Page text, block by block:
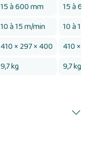
15 à 600 mm
15 à 600
10 à 15 m/min
10 à 15 m/
410 × 297 × 400
410 × 297
9,7 kg 9,7 kg